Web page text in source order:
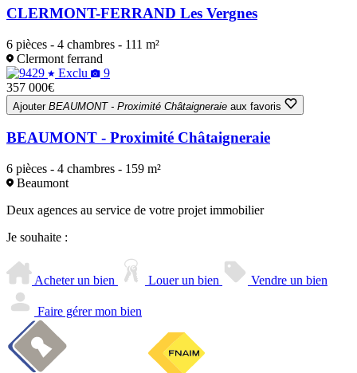
CLERMONT-FERRAND Les Vergnes
6 pièces - 4 chambres - 111 m²
Clermont ferrand
Exclu
9
357 000€
Ajouter BEAUMONT - Proximité Châtaigneraie aux favoris
BEAUMONT - Proximité Châtaigneraie
6 pièces - 4 chambres - 159 m²
Beaumont
Deux agences au service de votre projet immobilier
Je souhaite :
Acheter un bien Louer un bien Vendre un bien
Faire gérer mon bien